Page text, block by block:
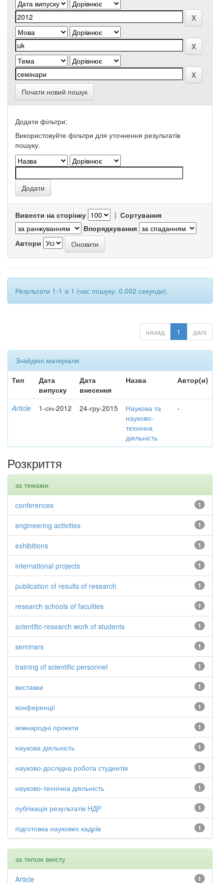
Почати новий пошук
Додати фільтри:
Використовуйте фільтри для уточнення результатів
пошуку.
Вивести на сторінку | Сортування
Впорядкування
Автори
Результати 1-1 зі 1 (час пошуку: 0.002 секунди).
назад 1 далі
Знайдені матеріали:
Тип
Дата
випуску
Дата
внесення
Назва Автор(и)
Article 1-січ-2012 24-гру-2015
Наукова та
науково-
технічна
діяльність
-
Розкриття
за темами
1
conferences
1
engineering activities
1
exhibitions
1
international projects
1
publication of results of research
1
research schools of faculties
1
scientific-research work of students
1
seminars
1
training of scientific personnel
1
виставки
1
конференції
1
міжнародні проекти
1
наукова діяльність
1
науково-дослідна робота студентів
1
науково-технічна діяльність
1
публікація результатів НДР
1
підготовка наукових кадрів
за типом вмісту
1
Article